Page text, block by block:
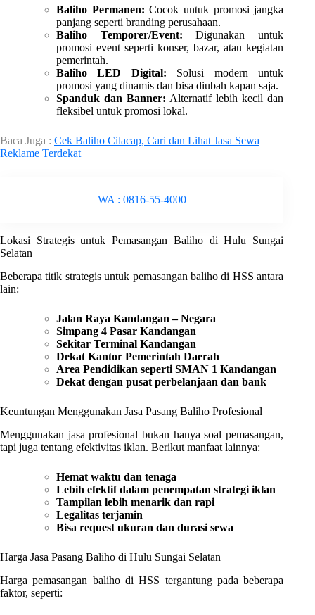
Baliho Permanen: Cocok untuk promosi jangka
panjang seperti branding perusahaan.
Baliho Temporer/Event: Digunakan untuk
promosi event seperti konser, bazar, atau kegiatan
pemerintah.
Baliho LED Digital: Solusi modern untuk
promosi yang dinamis dan bisa diubah kapan saja.
Spanduk dan Banner: Alternatif lebih kecil dan
fleksibel untuk promosi lokal.
Baca Juga : Cek Baliho Cilacap, Cari dan Lihat Jasa Sewa
Reklame Terdekat
WA : 0816-55-4000
Lokasi Strategis untuk Pemasangan Baliho di Hulu Sungai
Selatan
Beberapa titik strategis untuk pemasangan baliho di HSS antara
lain:
Jalan Raya Kandangan – Negara
Simpang 4 Pasar Kandangan
Sekitar Terminal Kandangan
Dekat Kantor Pemerintah Daerah
Area Pendidikan seperti SMAN 1 Kandangan
Dekat dengan pusat perbelanjaan dan bank
Keuntungan Menggunakan Jasa Pasang Baliho Profesional
Menggunakan jasa profesional bukan hanya soal pemasangan,
tapi juga tentang efektivitas iklan. Berikut manfaat lainnya:
Hemat waktu dan tenaga
Lebih efektif dalam penempatan strategi iklan
Tampilan lebih menarik dan rapi
Legalitas terjamin
Bisa request ukuran dan durasi sewa
Harga Jasa Pasang Baliho di Hulu Sungai Selatan
Harga pemasangan baliho di HSS tergantung pada beberapa
faktor, seperti: